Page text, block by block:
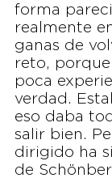
forma
realmente
ganas de
reto,
poca
verdad.
eso daba
salir bien.
dirigido ha
de